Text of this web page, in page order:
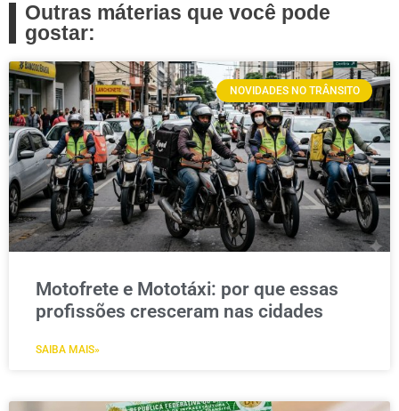
Outras máterias que você pode
gostar:
NOVIDADES NO TRÂNSITO
Motofrete e Mototáxi: por que essas
profissões cresceram nas cidades
SAIBA MAIS»